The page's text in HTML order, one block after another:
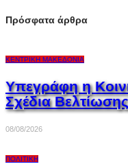
Πρόσφατα άρθρα
ΚΕΝΤΡΙΚΉ ΜΑΚΕΔΟΝΊΑ
Υπεγράφη η
Σχέδια Βελτίωσης
08/08/2026
ΠΟΛΙΤΙΚΉ